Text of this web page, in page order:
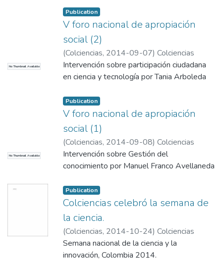
No Thumbnail Available
Publication
V foro nacional de apropiación
social (2)
(Colciencias, 2014-09-07) Colciencias
Intervención sobre participación ciudadana
en ciencia y tecnología por Tania Arboleda
No Thumbnail Available
Publication
V foro nacional de apropiación
social (1)
(Colciencias, 2014-09-08) Colciencias
Intervención sobre Gestión del
conocimiento por Manuel Franco Avellaneda
Publication
Colciencias celebró la semana de
la ciencia.
(Colciencias, 2014-10-24) Colciencias
Semana nacional de la ciencia y la
innovación, Colombia 2014.